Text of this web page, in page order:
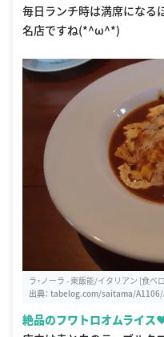
毎日ランチ時は満席になる
名店ですね(*^ω^*)
ラ・ノーラ - 東飯能/イタリアン [食べ
出典： tabelog.com/saitama/
絶品のフワトロオムライス